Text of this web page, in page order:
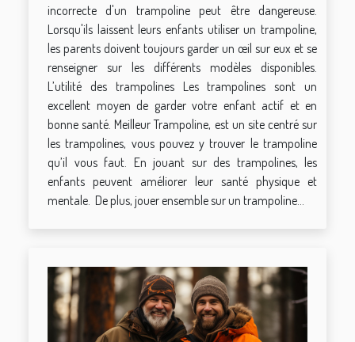
incorrecte d'un trampoline peut être dangereuse.
Lorsqu'ils laissent leurs enfants utiliser un trampoline,
les parents doivent toujours garder un œil sur eux et se
renseigner sur les différents modèles disponibles.
L’utilité des trampolines Les trampolines sont un
excellent moyen de garder votre enfant actif et en
bonne santé. Meilleur Trampoline, est un site centré sur
les trampolines, vous pouvez y trouver le trampoline
qu’il vous faut. En jouant sur des trampolines, les
enfants peuvent améliorer leur santé physique et
mentale. De plus, jouer ensemble sur un trampoline...